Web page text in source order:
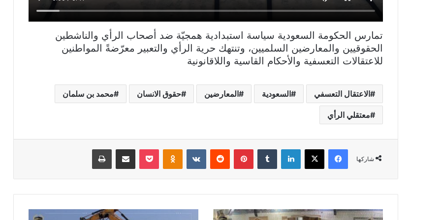
تمارس الحكومة السعودية سياسة استبدادية همجيّة ضد أصحاب الرأي والناشطين
الحقوقيين والمعارضين السلميين، وتنتهك حرية الرأي والتعبير معرّضةً المواطنين
للاعتقالات التعسفية والأحكام القاسية واللاقانونية
الاعتقال التعسفي السعودية المعارضين حقوق الانسان محمد بن سلمان
معتقلي الرأي
شاركها
فيسبوك X لينكدإن بينتيريست Odnoklassniki
بوكيت مشاركة عبر البريد طباعة